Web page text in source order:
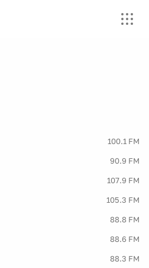
100.1 FM
90.9 FM
107.9 FM
105.3 FM
88.8 FM
88.6 FM
88.3 FM